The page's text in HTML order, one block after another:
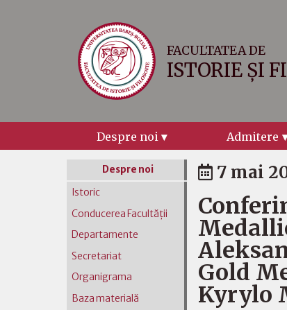
FACULTATEA DE
ISTORIE ȘI
Despre noi Admitere
7 mai
Gold
Kyrylo
Despre noi
Istoric
Conducerea Facultății
Departamente
Secretariat
Organigrama
Baza materială